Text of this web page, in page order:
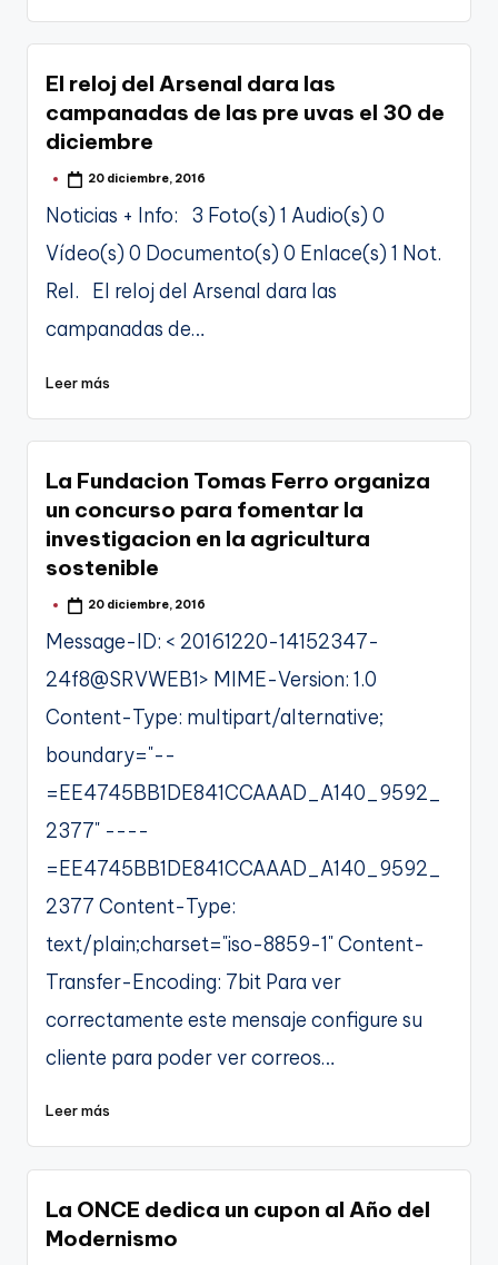
El reloj del Arsenal dara las
campanadas de las pre uvas el 30 de
diciembre
Publicado20 diciembre, 2016
Noticias + Info: 3 Foto(s) 1 Audio(s) 0
Vídeo(s) 0 Documento(s) 0 Enlace(s) 1 Not.
Rel. El reloj del Arsenal dara las
campanadas de…
Leer más
La Fundacion Tomas Ferro organiza
un concurso para fomentar la
investigacion en la agricultura
sostenible
Publicado20 diciembre, 2016
Message-ID: < 20161220-14152347-
24f8@SRVWEB1> MIME-Version: 1.0
Content-Type: multipart/alternative;
boundary="--
=EE4745BB1DE841CCAAAD_A140_9592_
2377" ----
=EE4745BB1DE841CCAAAD_A140_9592_
2377 Content-Type:
text/plain;charset="iso-8859-1" Content-
Transfer-Encoding: 7bit Para ver
correctamente este mensaje configure su
cliente para poder ver correos…
Leer más
La ONCE dedica un cupon al Año del
Modernismo